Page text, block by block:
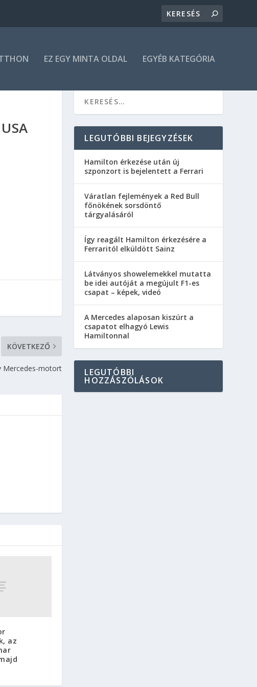
EZ EGY MINTA OLDAL EGYÉB KATEGÓRIA
KÖVETKEZŐ
Mercedes-motort
az
LEGUTÓBBI BEJEGYZÉSEK
Hamilton érkezése után új
szponzort is bejelentett a Ferrari
Váratlan fejlemények a Red Bull
főnökének sorsdöntő
tárgyalásáról
Így reagált Hamilton érkezésére a
Ferraritól elküldött Sainz
Látványos showelemekkel mutatta
be idei autóját a megújult F1-es
csapat – képek, videó
A Mercedes alaposan kiszúrt a
csapatot elhagyó Lewis
Hamiltonnal
LEGUTÓBBI
HOZZÁSZÓLÁSOK